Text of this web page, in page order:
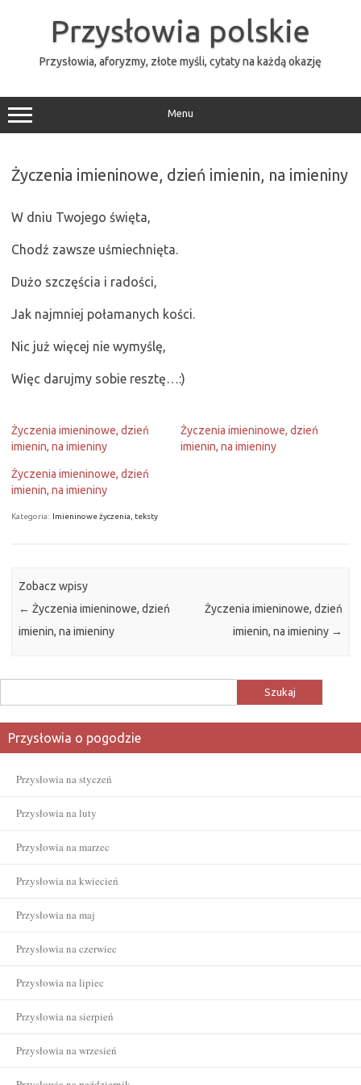
Przysłowia polskie
Przysłowia, aforyzmy, złote myśli, cytaty na każdą okazję
Menu
Życzenia imieninowe, dzień imienin, na imieniny
W dniu Twojego święta,
Chodź zawsze uśmiechnięta.
Dużo szczęścia i radości,
Jak najmniej połamanych kości.
Nic już więcej nie wymyślę,
Więc darujmy sobie resztę…:)
Życzenia imieninowe, dzień
imienin, na imieniny
Życzenia imieninowe, dzień
imienin, na imieniny
Życzenia imieninowe, dzień
imienin, na imieniny
Kategoria: Imieninowe życzenia, teksty
Zobacz wpisy
← Życzenia imieninowe, dzień
imienin, na imieniny
Życzenia imieninowe, dzień
imienin, na imieniny →
Przysłowia o pogodzie
Przysłowia na styczeń
Przysłowia na luty
Przysłowia na marzec
Przysłowia na kwiecień
Przysłowia na maj
Przysłowia na czerwiec
Przysłowia na lipiec
Przysłowia na sierpień
Przysłowia na wrzesień